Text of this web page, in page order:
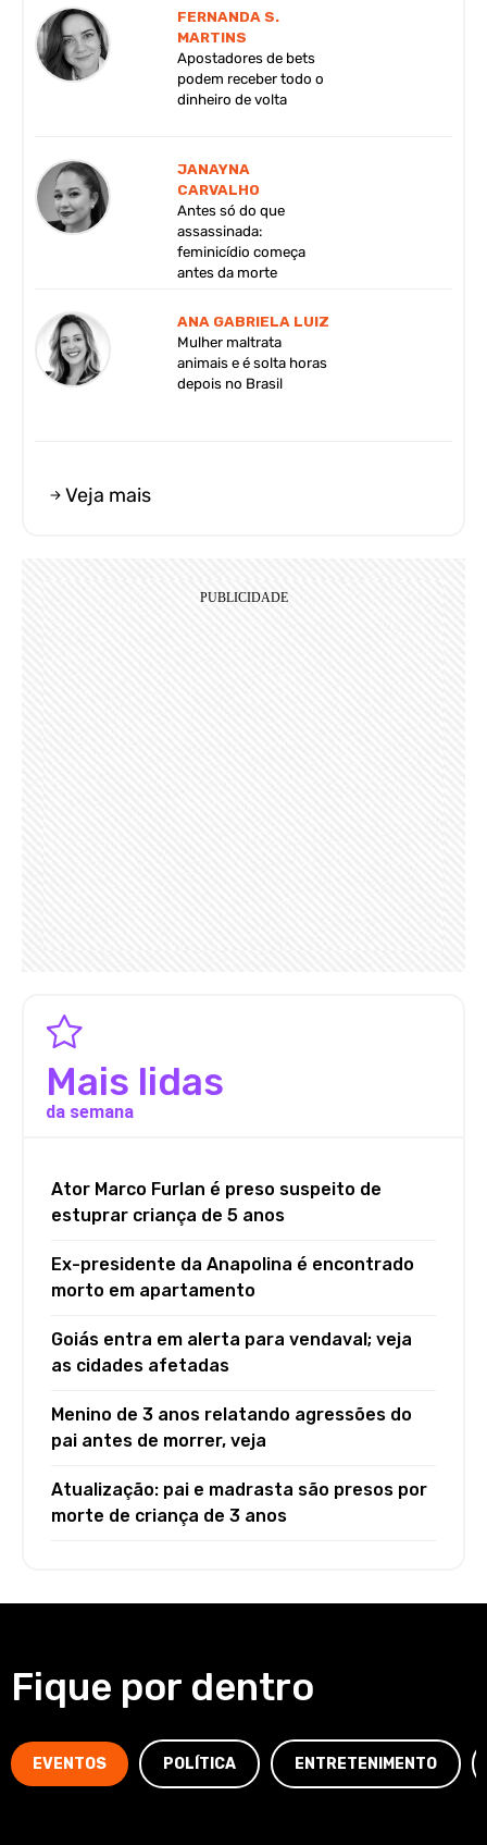
FERNANDA S.
MARTINS
Apostadores de bets
podem receber todo o
dinheiro de volta
JANAYNA
CARVALHO
Antes só do que
assassinada:
feminicídio começa
antes da morte
ANA GABRIELA LUIZ
Mulher maltrata
animais e é solta horas
depois no Brasil
Veja mais
Mais lidas
da semana
Ator Marco Furlan é preso suspeito de
estuprar criança de 5 anos
Ex-presidente da Anapolina é encontrado
morto em apartamento
Goiás entra em alerta para vendaval; veja
as cidades afetadas
Menino de 3 anos relatando agressões do
pai antes de morrer, veja
Atualização: pai e madrasta são presos por
morte de criança de 3 anos
Fique por dentro
EVENTOS POLÍTICA ENTRETENIMENTO